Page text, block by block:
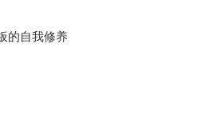
的自我修养